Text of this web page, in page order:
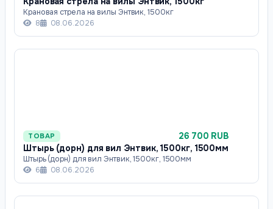
Крановая стрела на вилы Энтвик, 1500кг
8
08.06.2026
ТОВАР
26 700 RUB
Штырь (дорн) для вил Энтвик, 1500кг, 1500мм
Штырь (дорн) для вил Энтвик, 1500кг, 1500мм
6
08.06.2026